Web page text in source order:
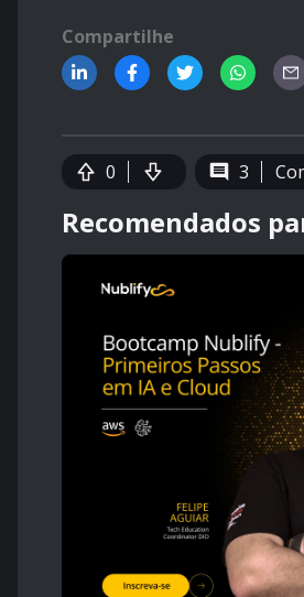
Compartilhe
0 3
Recomendados